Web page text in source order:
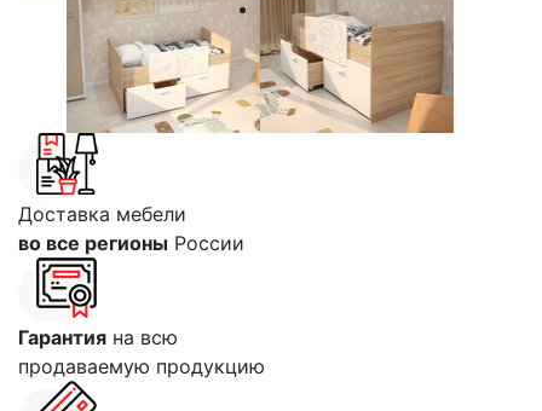
Доставка мебели
во все регионы России
Гарантия на всю
продаваемую продукцию